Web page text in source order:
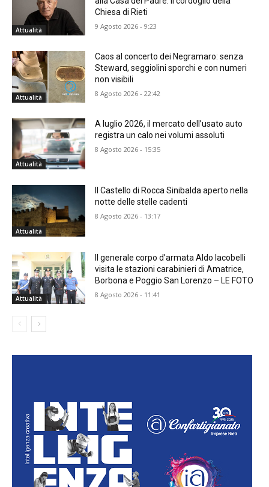
Attualità
Chiesa di Rieti
9 Agosto 2026 - 9:23
Attualità
Caos al concerto dei Negramaro: senza
Steward, seggiolini sporchi e con numeri
non visibili
8 Agosto 2026 - 22:42
Attualità
A luglio 2026, il mercato dell’usato auto
registra un calo nei volumi assoluti
8 Agosto 2026 - 15:35
Attualità
Il Castello di Rocca Sinibalda aperto nella
notte delle stelle cadenti
8 Agosto 2026 - 13:17
Attualità
Il generale corpo d’armata Aldo Iacobelli
visita le stazioni carabinieri di Amatrice,
Borbona e Poggio San Lorenzo – LE FOTO
8 Agosto 2026 - 11:41